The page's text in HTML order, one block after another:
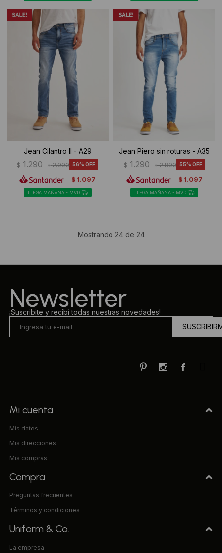
Jean Cilantro II - A29
$ 1.290 $ 2.990 56
$ 1.097
LLEGA MAÑANA - MVD
Jean Piero sin roturas - A35
$ 1.290 $ 2.890 55
$ 1.097
LLEGA MAÑANA - MVD
Mostrando 24de 24
Newsletter
¡Suscribite y recibí todas nuestras novedades!

 
Mi cuenta
Mis datos
Mis direcciones
Mis compras
Compra
Preguntas frecuentes
Términos y condiciones
Uniform & Co.
La empresa